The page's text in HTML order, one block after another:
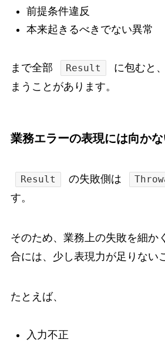
前提条件違反
本来起きるべきでない異常
まで全部 Result
に包むと
まうことがあります。
業務エラーの表現には向か
Result の失敗側は
す。
そのため、業務上の失敗を細か
合には、少し表現力が足りない
たとえば、
入力不正